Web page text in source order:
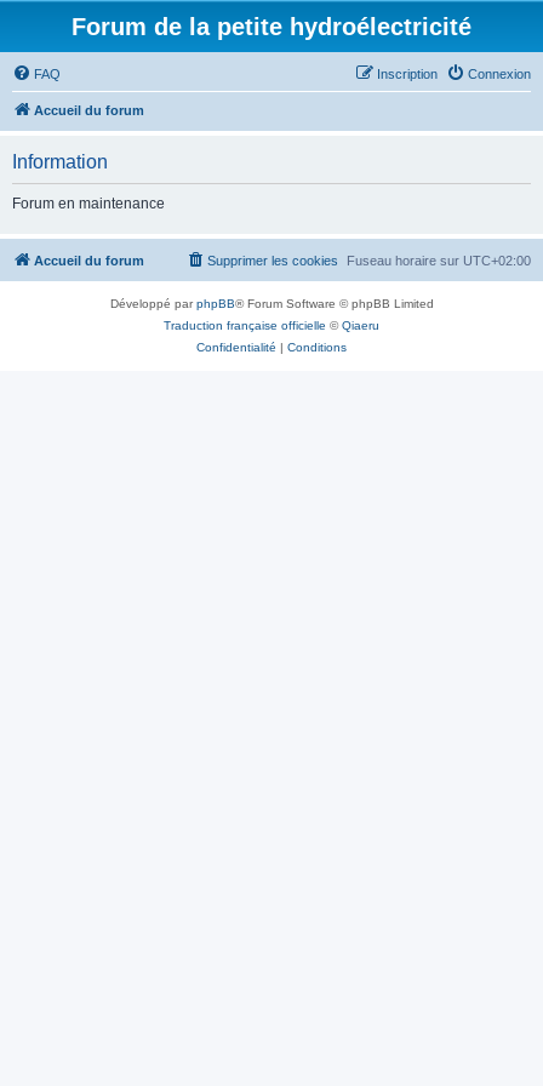
Forum de la petite hydroélectricité
FAQ Connexion
Inscription
Accueil du forum
Information
Forum en maintenance
Accueil du forum Fuseau horaire sur UTC+02:00
Supprimer les cookies
Développé parphpBB® Forum Software © phpBB Limited
Traduction française officielle ©Qiaeru
Confidentialité | Conditions